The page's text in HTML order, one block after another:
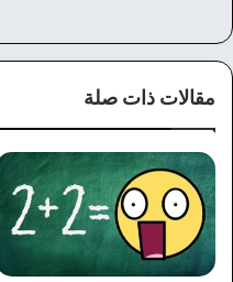
مقالات ذات صلة